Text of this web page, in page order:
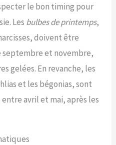
le bon timing pour
Les bulbes de printemps,
doivent être
septembre et novembre,
gelées. En revanche, les
et les bégonias, sont
avril et mai, après les